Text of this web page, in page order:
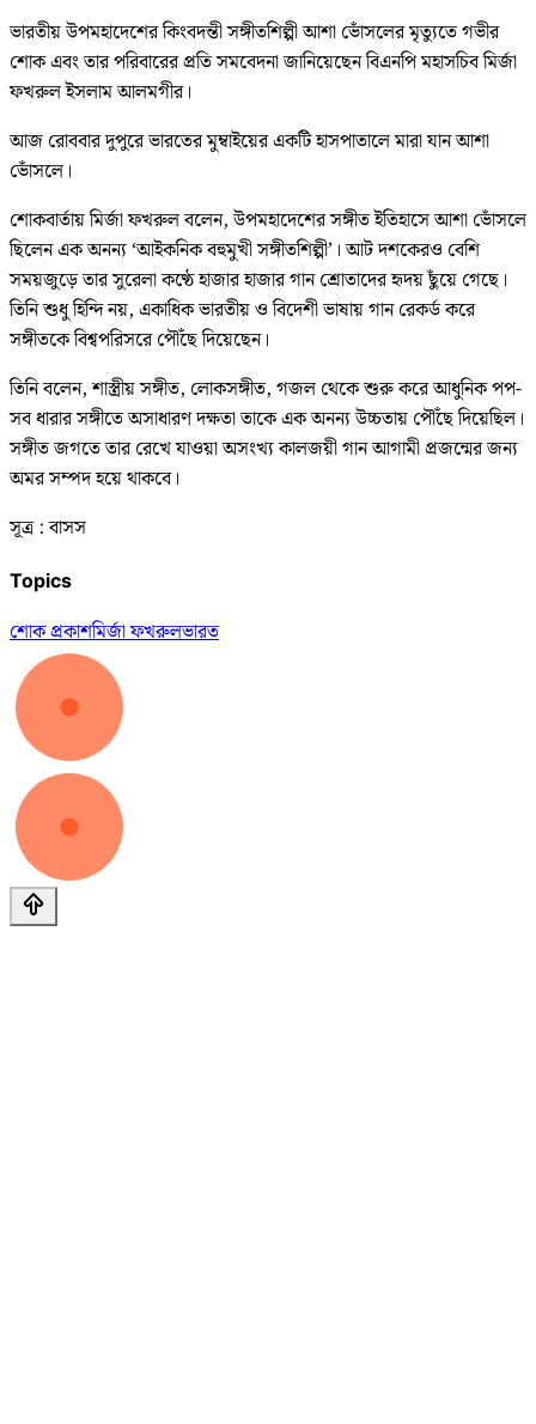
ভারতীয় উপমহাদেশের কিংবদন্তী সঙ্গীতশিল্পী আশা ভোঁসলের মৃত্যুতে গভীর
শোক এবং তার পরিবারের প্রতি সমবেদনা জানিয়েছেন বিএনপি মহাসচিব মির্জা
ফখরুল ইসলাম আলমগীর।
আজ রোববার দুপুরে ভারতের মুম্বাইয়ের একটি হাসপাতালে মারা যান আশা
ভোঁসলে।
শোকবার্তায় মির্জা ফখরুল বলেন, উপমহাদেশের সঙ্গীত ইতিহাসে আশা ভোঁসলে
ছিলেন এক অনন্য ‘আইকনিক বহুমুখী সঙ্গীতশিল্পী’। আট দশকেরও বেশি
সময়জুড়ে তার সুরেলা কণ্ঠে হাজার হাজার গান শ্রোতাদের হৃদয় ছুঁয়ে গেছে।
তিনি শুধু হিন্দি নয়, একাধিক ভারতীয় ও বিদেশী ভাষায় গান রেকর্ড করে
সঙ্গীতকে বিশ্বপরিসরে পৌঁছে দিয়েছেন।
তিনি বলেন, শাস্ত্রীয় সঙ্গীত, লোকসঙ্গীত, গজল থেকে শুরু করে আধুনিক পপ-
সব ধারার সঙ্গীতে অসাধারণ দক্ষতা তাকে এক অনন্য উচ্চতায় পৌঁছে দিয়েছিল।
সঙ্গীত জগতে তার রেখে যাওয়া অসংখ্য কালজয়ী গান আগামী প্রজন্মের জন্য
অমর সম্পদ হয়ে থাকবে।
সূত্র : বাসস
Topics
শোক প্রকাশমির্জা ফখরুলভারত